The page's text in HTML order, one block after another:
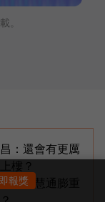
。
：還會有更厲
樓？
：智慧通膨重
報獎